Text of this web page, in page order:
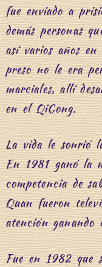
fue enviado a
demás personas
así varios años
preso no le era
marciales, allí
en el QiGong.
La vida le sonrió
En 1981 ganó la
competencia de
Quan fueron
atención
Fue en 1982 que